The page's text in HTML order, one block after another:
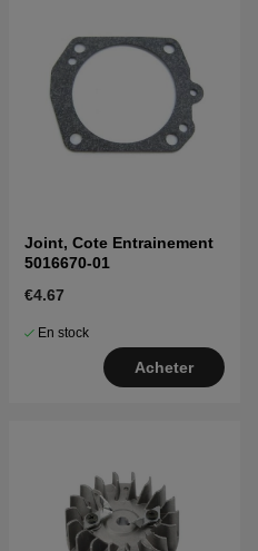
Joint, Cote Entrainement
5016670-01
€4.67
En stock
Acheter